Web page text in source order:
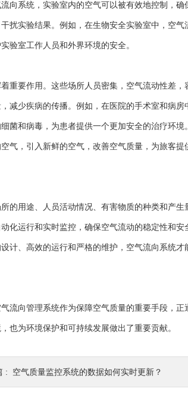
向系统，实验室内的空气可以被有效地控制，
扰实验结果。例如，在生物安全实验室中，空
验室工作人员和外界环境的安全。
要作用。这些场所人员密集，空气流动性差，
减少疾病的传播。例如，在医院的手术室和病
菌和病毒，为患者提供一个更加安全的治疗环境
气，引入新鲜的空气，改善空气质量，为旅客
用途、人员活动情况、有害物质的种类和产生
化运行和实时监控，确保空气流动的稳定性和安
计、高效的运行和严格的维护，空气流向系统
向管理系统作为保障空气质量的重要手段，正
也为环境保护和可持续发展做出了重要贡献。
: 空气质量监控系统的数据如何实时更新？